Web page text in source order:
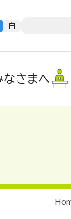
白
なさまへ